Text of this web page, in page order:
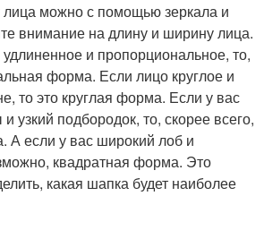
можно с помощью зеркала и
внимание на длину и ширину лица.
и пропорциональное, то,
форма. Если лицо круглое и
то это круглая форма. Если у вас
узкий подбородок, то, скорее всего,
А если у вас широкий лоб и
квадратная форма. Это
какая шапка будет наиболее